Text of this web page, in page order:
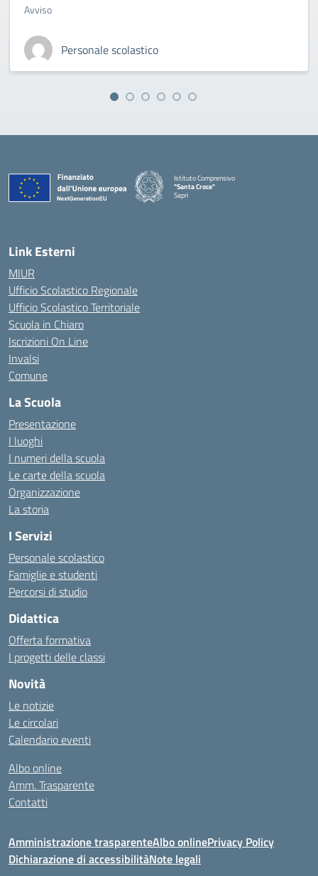
Avviso
Personale scolastico
Istituto Comprensivo
"Santa Croce"
Sapri
— Visita la pagina iniziale della scuola
Link Esterni
MIUR
Ufficio Scolastico Regionale
Ufficio Scolastico Territoriale
Scuola in Chiaro
Iscrizioni On Line
Invalsi
Comune
La Scuola
Presentazione
I luoghi
I numeri della scuola
Le carte della scuola
Organizzazione
La storia
I Servizi
Personale scolastico
Famiglie e studenti
Percorsi di studio
Didattica
Offerta formativa
I progetti delle classi
Novità
Le notizie
Le circolari
Calendario eventi
Albo online
Amm. Trasparente
Contatti
Amministrazione trasparenteAlbo onlinePrivacy Policy
Dichiarazione di accessibilitàNote legali